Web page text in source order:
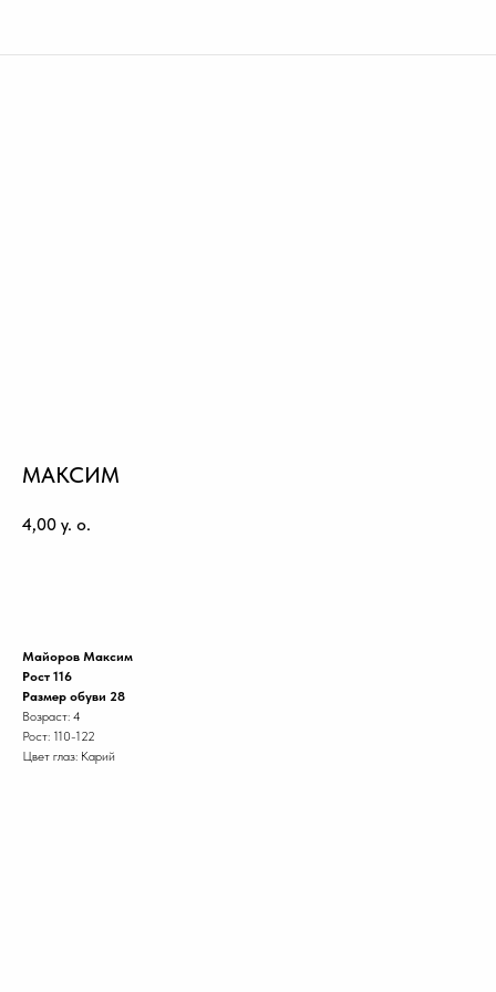
МАКСИМ
4,00 y. o.
Майоров Максим
Рост 116
Размер обуви 28
Возраст: 4
Рост: 110-122
Цвет глаз: Карий